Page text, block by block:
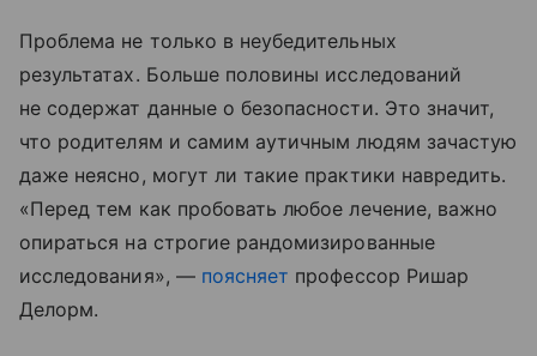
Проблема не только в неубедительных
результатах. Больше половины исследований
не содержат данные о безопасности. Это значит,
что родителям и самим аутичным людям зачастую
даже неясно, могут ли такие практики навредить.
«Перед тем как пробовать любое лечение, важно
опираться на строгие рандомизированные
исследования», — поясняет профессор Ришар
Делорм.